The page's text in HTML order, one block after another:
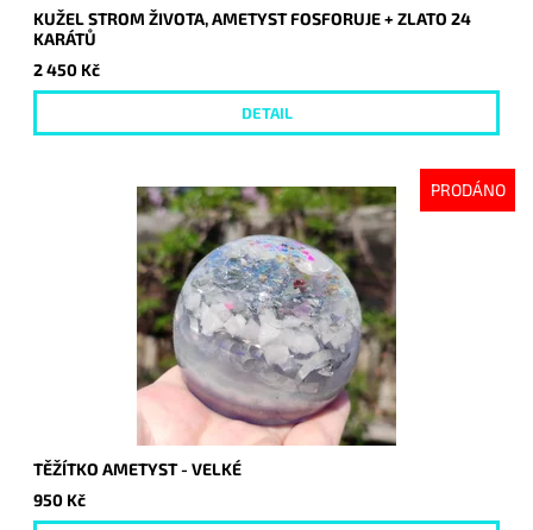
KUŽEL STROM ŽIVOTA, AMETYST FOSFORUJE + ZLATO 24
KARÁTŮ
2 450 Kč
DETAIL
PRODÁNO
TĚŽÍTKO AMETYST - VELKÉ
950 Kč